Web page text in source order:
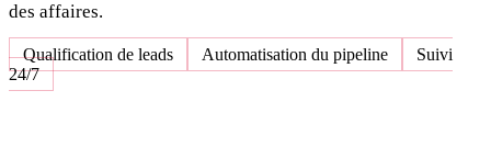
des affaires.
Qualification de leads Automatisation du pipeline
Suivi
24/7